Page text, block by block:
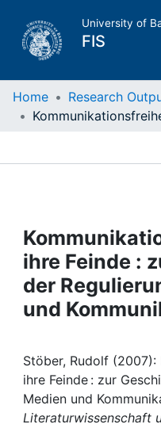
University of
FIS
Home
Projects
People
Institutions
Awards
My FIS
Home Research
ihre Feinde :
der
und
Stöber, Rudolf
ihre Feinde : zur
Medien und
Literaturwissenschaft